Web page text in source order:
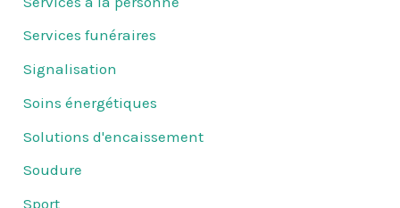
Services funéraires
Signalisation
Soins énergétiques
Solutions d'encaissement
Soudure
Sport